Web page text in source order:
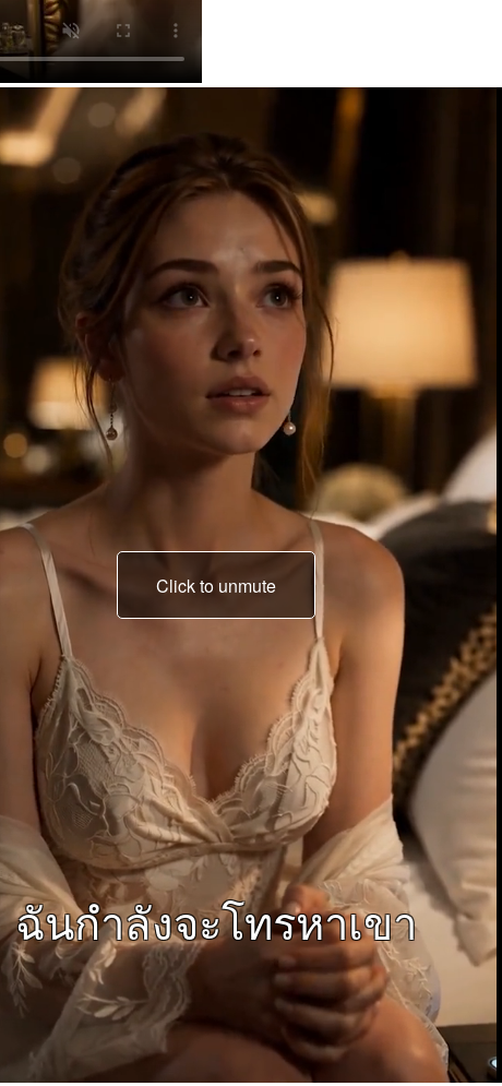
Click to unmute
เบาและรัว